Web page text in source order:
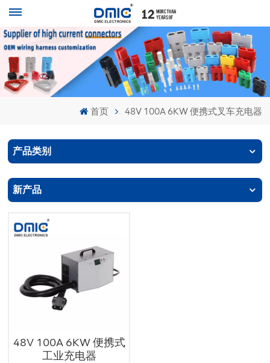
首页 48V 100A 6KW 便携式叉车充电器
产品类别
新产品
48V 100A 6KW 便携式
工业充电器